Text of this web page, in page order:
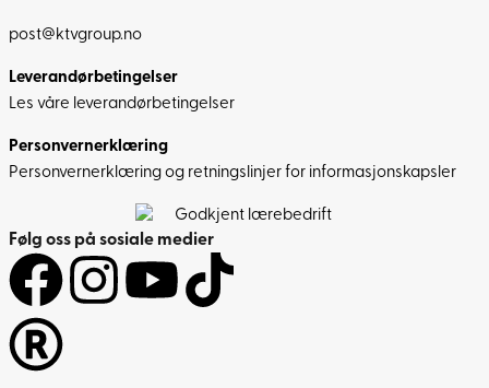
post@ktvgroup.no
Leverandørbetingelser
Les våre leverandørbetingelser
Personvernerklæring
Personvernerklæring og retningslinjer for informasjonskapsler
Følg oss på sosiale medier